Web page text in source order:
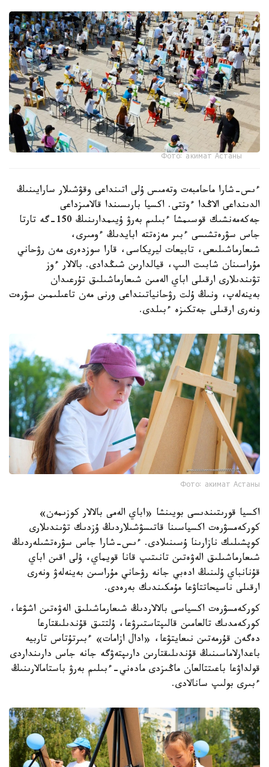
Фото: акимат Астаны
ءىس-شارا ماحامبەت وتەمىس ۇلى اتىنداعى وقۋشىلار سارايىنىڭ
الدىنداعى الاڭدا ءوتتى. اكسيا بارىسىندا قالامىزداعى
جەكەمەنشىك قوسىمشا ءبىلىم بەرۋ ۇيىمدارىنىڭ 150-گە تارتا
جاس سۋرەتشىسى ءبىر مەزەتتە ابايدىڭ ءومىرى،
شىعارماشىلىعى، تابيعات ليريكاسى، قارا سوزدەرى مەن رۋحاني
مۇراسىنان شابىت الىپ، قيالدارىن شىڭدادى. بالالار ءوز
تۋىندىلارى ارقىلى اباي الەمىن شىعارماشىلىق تۇرعىدان
بەينەلەپ، ونىڭ ۇلت رۋحانياتىنداعى ورنى مەن تاعىلىمىن سۋرەت
ونەرى ارقىلى جەتكىزە ءبىلدى.
Фото: акимат Астаны
اكسيا قورىتىندىسى بويىنشا «اباي الەمى بالالار كوزىمەن»
كوركەمسۋرەت اكسياسىنا قاتىسۋشىلاردىڭ ۇزدىك تۋىندىلارى
كوپشىلىك نازارىنا ۇسىنىلادى. ءىس-شارا جاس سۋرەتشىلەردىڭ
شىعارماشىلىق الەۋەتىن تانىتىپ قانا قويماي، ۇلى اقىن اباي
قۇنانباي ۇلىنىڭ ادەبي جانە رۋحاني مۇراسىن بەينەلەۋ ونەرى
ارقىلى ناسيحاتتاۋعا مۇمكىندىك بەرەدى.
كوركەمسۋرەت اكسياسى بالالاردىڭ شىعارماشىلىق الەۋەتىن اشۋعا،
كوركەمدىك تالعامىن قالىپتاستىرۋعا، ۇلتتىق قۇندىلىقتارعا
دەگەن قۇرمەتىن نىعايتۋعا، «ادال ازامات» ءبىرتۇتاس تاربيە
باعدارلاماسىنىڭ قۇندىلىقتارىن دارىپتەۋگە جانە جاس دارىنداردى
قولداۋعا باعىتتالعان ماڭىزدى مادەني-ءبىلىم بەرۋ باستامالارىنىڭ
ءبىرى بولىپ سانالادى.